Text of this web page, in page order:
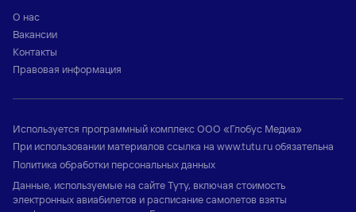
О нас
Вакансии
Контакты
Правовая информация
Используется программный комплексООО «Глобус Медиа»
При использовании материалов ссылка на www.tutu.ruобязательна
Политика обработки персональных данных
Данные, используемые на сайте Туту, включая стоимость
электронных авиабилетов и расписание самолетов взяты